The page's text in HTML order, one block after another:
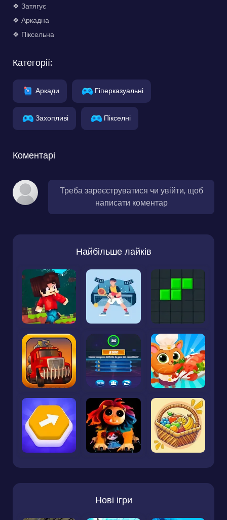
❖ Затягує
❖ Аркадна
❖ Піксельна
Категорії:
Аркади Гіперказуальні
Захопливі Пікселні
Коментарі
Треба зареєструватися чи увійти, щоб
написати коментар
Найбільше лайків
Нові ігри